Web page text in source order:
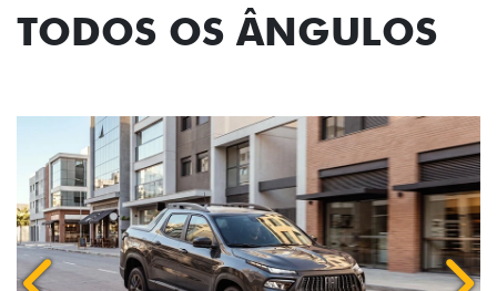
TODOS OS ÂNGULOS